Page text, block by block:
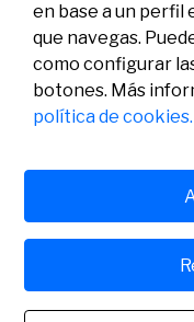
Legal
Aviso legal
Política de privacidad
© Fundación Banco
en base a un perfil
que navegas.
como configurar
botones. Más
política de cookies.